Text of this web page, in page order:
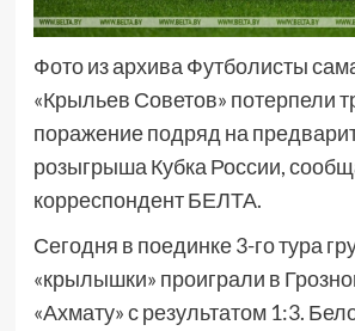
Фото из архива Футболисты
«Крыльев Советов» потерпели
поражение подряд на
розыгрыша Кубка России,
корреспондент БЕЛТА.
Сегодня в поединке 3-го тура
«крылышки» проиграли в
«Ахмату» с результатом 1:3.